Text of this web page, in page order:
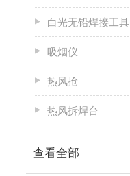
白光无铅焊接工具
吸烟仪
热风抢
热风拆焊台
查看全部